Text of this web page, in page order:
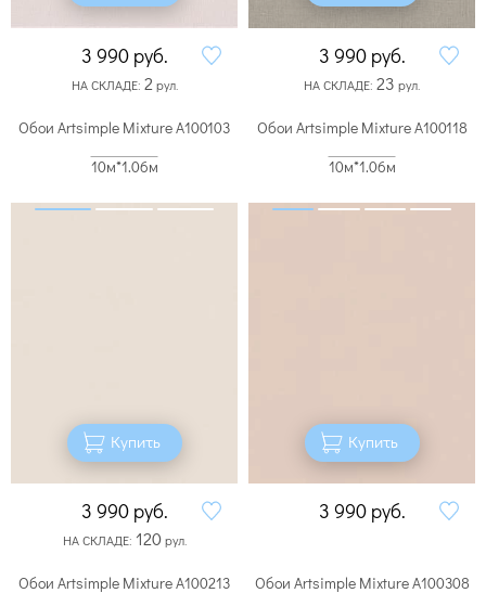
3 990 руб.
НА СКЛАДЕ: 2 рул.
3 990 руб.
НА СКЛАДЕ: 23 рул.
Обои Artsimple Mixture A100103
10м*1.06м
Купить
3 990 руб.
НА СКЛАДЕ: 120рул.
Обои Artsimple Mixture A100118
10м*1.06м
Купить
3 990 руб.
Обои Artsimple Mixture A100213
Обои Artsimple Mixture A100308